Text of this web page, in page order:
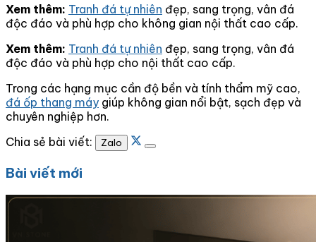
Xem thêm: Tranh đá tự nhiên đẹp, sang trọng, vân đá
độc đáo và phù hợp cho không gian nội thất cao cấp.
Xem thêm: Tranh đá tự nhiên đẹp, sang trọng, vân đá
độc đáo và phù hợp cho nội thất cao cấp.
Trong các hạng mục cần độ bền và tính thẩm mỹ cao,
đá ốp thang máy giúp không gian nổi bật, sạch đẹp và
chuyên nghiệp hơn.
Chia sẻ bài viết:
Zalo
Bài viết mới